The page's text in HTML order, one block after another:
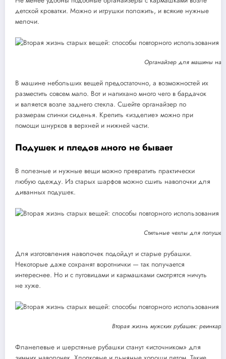
детской кроватки. Можно и игрушки положить, и всякие нужные
мелочи.
Органайзер для машины на
В машине небольших вещей предостаточно, а возможностей их
разместить совсем мало. Вот и напихано много чего в бардачок
и валяется возле заднего стекла. Сшейте органайзер по
размерам спинки сиденья. Крепить «изделие» можно при
помощи шнурков в верхней и нижней части.
Подушек и пледов много не бывает
В полезные и нужные вещи можно превратить практически
любую одежду. Из старых шарфов можно сшить наволочки для
диванных подушек.
Стильные чехлы для
Для изготовления наволочек подойдут и старые рубашки.
Некоторые даже сохранят воротнички — так получается
интереснее. Но и с пуговицами и кармашками смотрятся ничуть
не хуже.
Вторая жизнь мужских рубашек:
Фланелевые и шерстяные рубашки станут «источником» для